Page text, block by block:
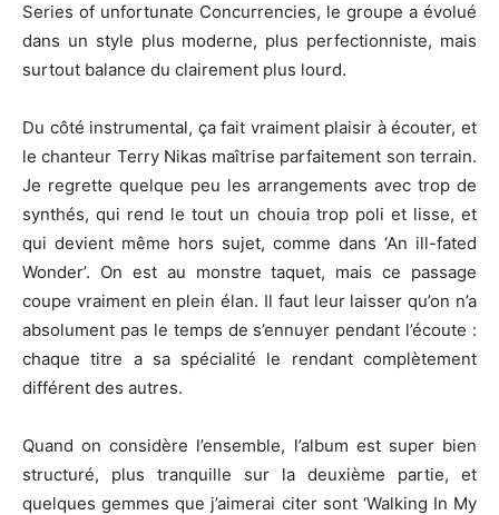
Series of unfortunate Concurrencies, le groupe a évolué
dans un style plus moderne, plus perfectionniste, mais
surtout balance du clairement plus lourd.
Du côté instrumental, ça fait vraiment plaisir à écouter, et
le chanteur Terry Nikas maîtrise parfaitement son terrain.
Je regrette quelque peu les arrangements avec trop de
synthés, qui rend le tout un chouia trop poli et lisse, et
qui devient même hors sujet, comme dans ‘An ill-fated
Wonder’. On est au monstre taquet, mais ce passage
coupe vraiment en plein élan. Il faut leur laisser qu’on n’a
absolument pas le temps de s’ennuyer pendant l’écoute :
chaque titre a sa spécialité le rendant complètement
différent des autres.
Quand on considère l’ensemble, l’album est super bien
structuré, plus tranquille sur la deuxième partie, et
quelques gemmes que j’aimerai citer sont ‘Walking In My